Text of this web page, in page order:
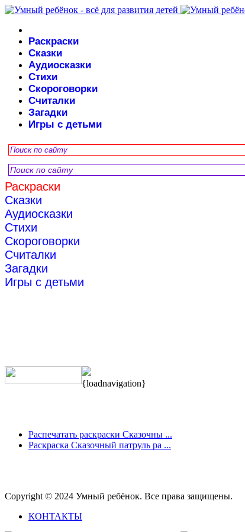
Раскраски
Сказки
Аудиосказки
Стихи
Скороговорки
Считалки
Загадки
Игры с детьми
Раскраски
Сказки
Аудиосказки
Стихи
Скороговорки
Считалки
Загадки
Игры с детьми
{loadnavigation}
Распечатать раскраски Сказочны ...
Раскраска Сказочный патруль ра ...
Copyright © 2024 Умный ребёнок. Все права защищены.
КОНТАКТЫ